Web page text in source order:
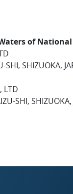
of
SHI, SHIZUOKA,
LTD
SHI, SHIZUOKA,